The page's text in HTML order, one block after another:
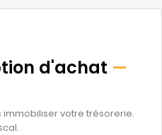
d'achat —
immobiliser votre trésorerie.